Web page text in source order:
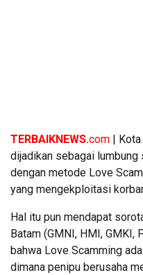
TERBAIKNEWS.com |
dijadikan sebagai lumbung
dengan metode Love
yang mengekploitasi
Hal itu pun mendapat
Batam (GMNI, HMI, GMKI,
bahwa Love Scamming
dimana penipu berusaha